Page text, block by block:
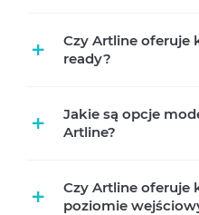
+
Czy Artline oferuje
ready?
+
Jakie są opcje
Artline?
+
Czy Artline oferuje
poziomie